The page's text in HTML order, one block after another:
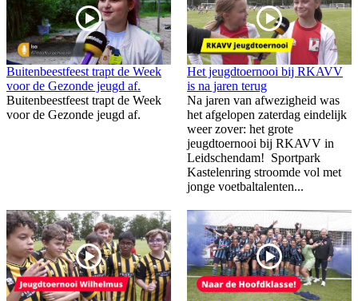
Buitenbeestfeest trapt de Week
voor de Gezonde jeugd af.
Buitenbeestfeest trapt de Week
voor de Gezonde jeugd af.
Het jeugdtoernooi bij RKAVV
is na jaren terug
Na jaren van afwezigheid was
het afgelopen zaterdag eindelijk
weer zover: het grote
jeugdtoernooi bij RKAVV in
Leidschendam! Sportpark
Kastelenring stroomde vol met
jonge voetbaltalenten...